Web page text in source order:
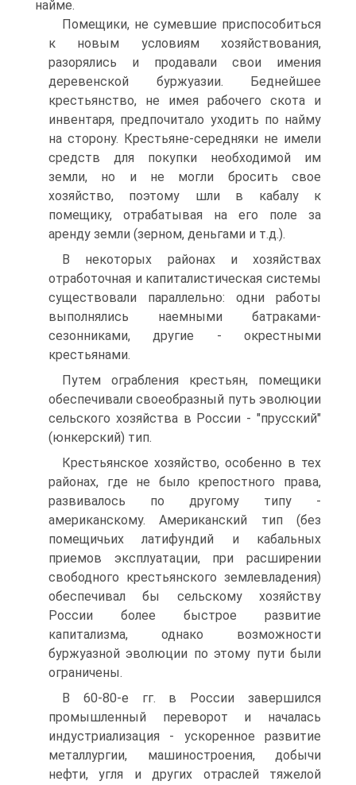
найме.
Помещики, не сумевшие приспособиться
к новым условиям хозяйствования,
разорялись и продавали свои имения
деревенской буржуазии. Беднейшее
крестьянство, не имея рабочего скота и
инвентаря, предпочитало уходить по найму
на сторону. Крестьяне-середняки не имели
средств для покупки необходимой им
земли, но и не могли бросить свое
хозяйство, поэтому шли в кабалу к
помещику, отрабатывая на его поле за
аренду земли (зерном, деньгами и т.д.).
В некоторых районах и хозяйствах
отработочная и капиталистическая системы
существовали параллельно: одни работы
выполнялись наемными батраками-
сезонниками, другие - окрестными
крестьянами.
Путем ограбления крестьян, помещики
обеспечивали своеобразный путь эволюции
сельского хозяйства в России - "прусский"
(юнкерский) тип.
Крестьянское хозяйство, особенно в тех
районах, где не было крепостного права,
развивалось по другому типу -
американскому. Американский тип (без
помещичьих латифундий и кабальных
приемов эксплуатации, при расширении
свободного крестьянского землевладения)
обеспечивал бы сельскому хозяйству
России более быстрое развитие
капитализма, однако возможности
буржуазной эволюции по этому пути были
ограничены.
В 60-80-е гг. в России завершился
промышленный переворот и началась
индустриализация - ускоренное развитие
металлургии, машиностроения, добычи
нефти, угля и других отраслей тяжелой